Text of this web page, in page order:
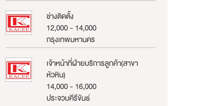
ช่างติดตั้ง
12,000 - 14,000
กรุงเทพมหานคร
เจ้าหน้าที่ฝ่ายบริการลูกค้า(สาขา
หัวหิน)
14,000 - 16,000
ประจวบคีรีขันธ์